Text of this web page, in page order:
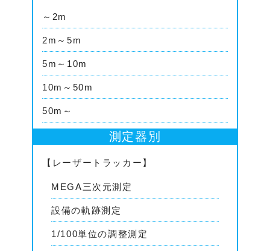
～2m
2m～5m
5m～10m
10m～50m
50m～
測定器別
【レーザートラッカー】
MEGA三次元測定
設備の軌跡測定
1/100単位の調整測定